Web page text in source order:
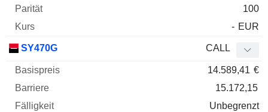
100
- EUR
SY470G CALL
14.589,41 €
15.172,15
Unbegrenzt